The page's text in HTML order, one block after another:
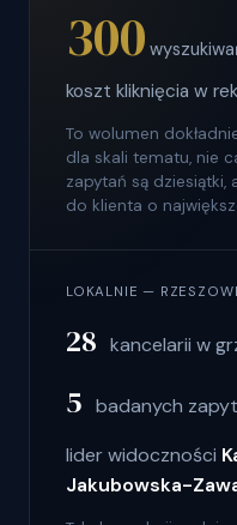
300
koszt kliknięcia w
To wolumen
dla skali tematu, nie
zapytań są dziesiątki,
do klienta o
LOKALNIE —
28 kancelarii w
5 badanych
lider widoczności
Jakubowska-